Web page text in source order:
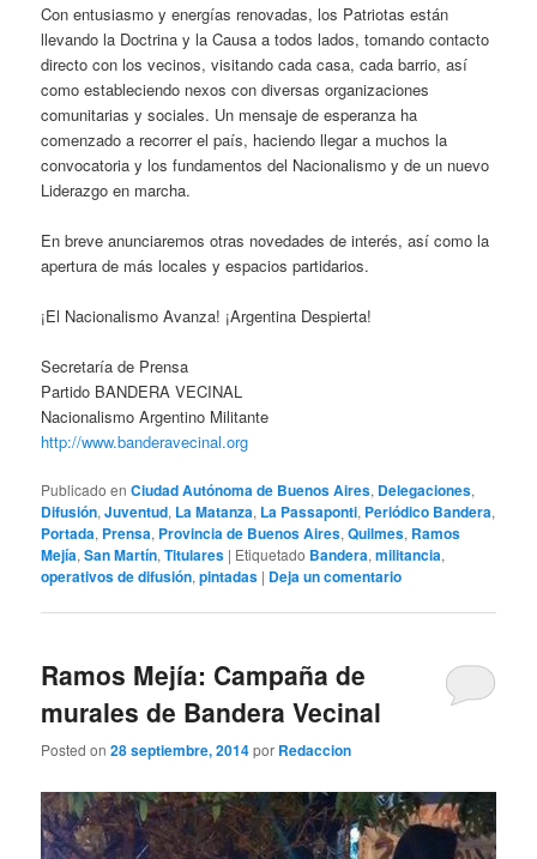
Con entusiasmo y energías renovadas, los Patriotas están
llevando la Doctrina y la Causa a todos lados, tomando contacto
directo con los vecinos, visitando cada casa, cada barrio, así
como estableciendo nexos con diversas organizaciones
comunitarias y sociales. Un mensaje de esperanza ha
comenzado a recorrer el país, haciendo llegar a muchos la
convocatoria y los fundamentos del Nacionalismo y de un nuevo
Liderazgo en marcha.
En breve anunciaremos otras novedades de interés, así como la
apertura de más locales y espacios partidarios.
¡El Nacionalismo Avanza! ¡Argentina Despierta!
Secretaría de Prensa
Partido BANDERA VECINAL
Nacionalismo Argentino Militante
http://www.banderavecinal.org
Publicado en Ciudad Autónoma de Buenos Aires, Delegaciones,
Difusión,Juventud, La Matanza, La Passaponti, Periódico Bandera,
Portada, Prensa, Provincia de Buenos Aires,Quilmes, Ramos
Mejía,San Martín,Titulares | Etiquetado Bandera,militancia,
operativos de difusión,pintadas | Deja un comentario
Ramos Mejía: Campaña de
murales de Bandera Vecinal
Posted on28 septiembre, 2014por Redaccion